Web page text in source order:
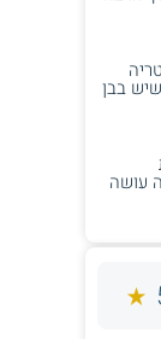
החינוך לאחר
מקום לקידום
חברתית.
להשתלמויות
הרחבת
מסלולים -
בבן
עושה